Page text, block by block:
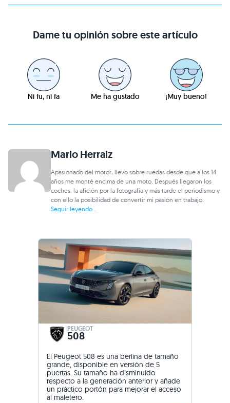
Dame tu opinión sobre este artículo
Ni fu, ni fa Me ha gustado ¡Muy bueno!
Mario Herraiz
Apasionado del motor, llevo sobre ruedas desde que a los 14
años me monté encima de una moto. Después llegaron los
coches, la afición por la fotografía y más tarde el periodismo y
con ello la posibilidad de convertir mi pasión en trabajo.
Seguir leyendo...
PEUGEOT
508
El Peugeot 508 es una berlina de tamaño
grande, disponible en versión de 5
puertas. Su tamaño ha disminuido
respecto a la generación anterior y añade
un práctico portón para mejorar el acceso
al maletero.